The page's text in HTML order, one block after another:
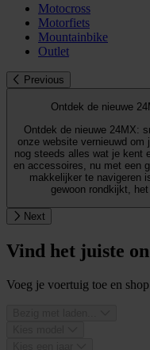
Motocross
Motorfiets
Mountainbike
Outlet
Previous
Ontdek de nieuwe
Ontdek de nieuwe 24MX:
onze website vernieuwd om
nog steeds alles wat je kent
en accessoires, nu met een
makkelijker te navigeren
gewoon rondkijkt,
Next
Vind het juiste
Voeg je voertuig toe en